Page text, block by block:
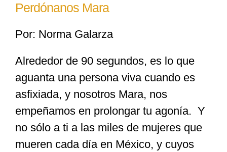
Municipios
Especiales
Nacional
Perdónanos Mara
Por: Norma Galarza
Alrededor de 90 segundos, es lo que
aguanta una persona viva cuando es
asfixiada, y nosotros Mara, nos
empeñamos en prolongar tu agonía. Y
no sólo a ti a las miles de mujeres que
mueren cada día en México, y cuyos